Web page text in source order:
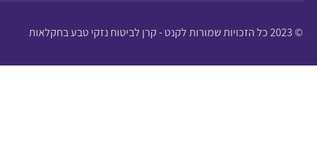
© 2023 כל הזכויות שמורות לקנט - קרן לביטוח נזקי טבע בחקלאות